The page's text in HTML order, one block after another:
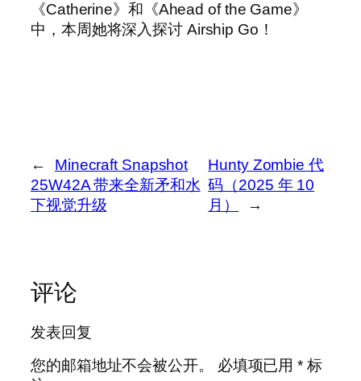
《Catherine》和《Ahead of the Game》
中，本周她将深入探讨 Airship Go！
←
Minecraft Snapshot
25W42A 带来全新矛和水
下视觉升级
Hunty Zombie 代
码（2025 年 10
月）
→
评论
发表回复
您的邮箱地址不会被公开。
必填项已用* 标